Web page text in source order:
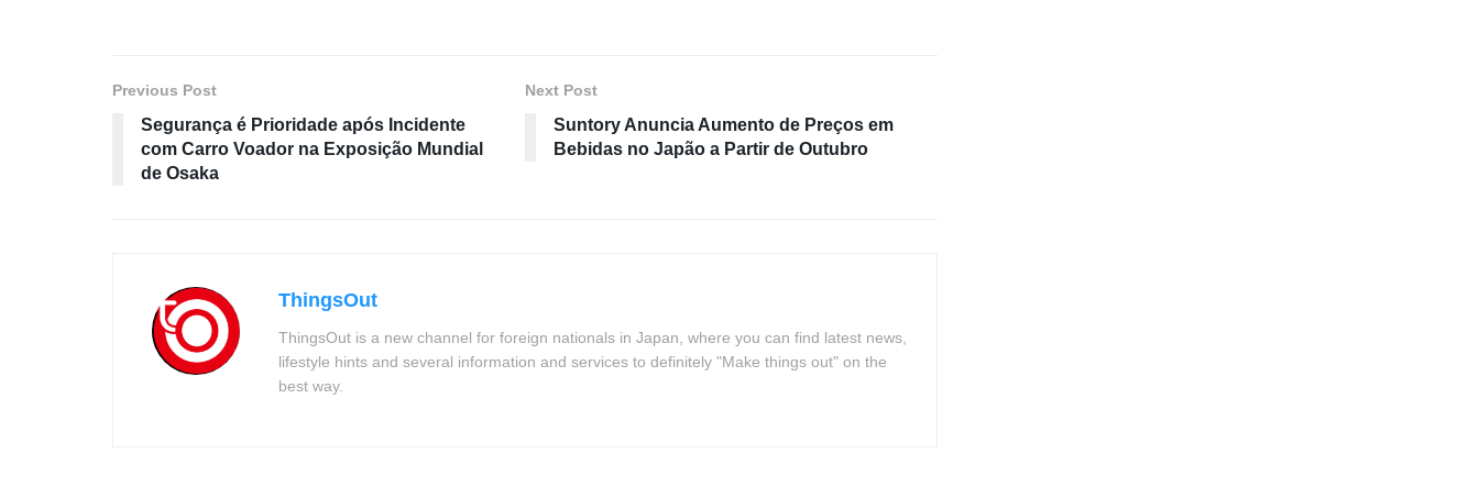
Previous Post
Segurança é Prioridade após Incidente
com Carro Voador na Exposição Mundial
de Osaka
Next Post
Suntory Anuncia Aumento de Preços em
Bebidas no Japão a Partir de Outubro
ThingsOut
ThingsOut is a new channel for foreign nationals in Japan, where you can find latest news,
lifestyle hints and several information and services to definitely "Make things out" on the
best way.